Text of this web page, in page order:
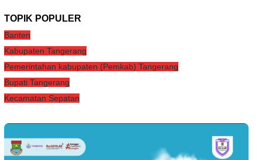
TOPIK POPULER
Banten
Kabupaten Tangerang
Pemerintahan kabupaten (Pemkab) Tangerang
Bupati Tangerang
Kecamatan Sepatan